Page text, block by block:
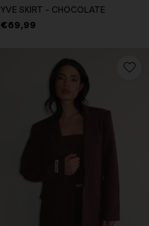
YVE SKIRT - CHOCOLATE
€69,99